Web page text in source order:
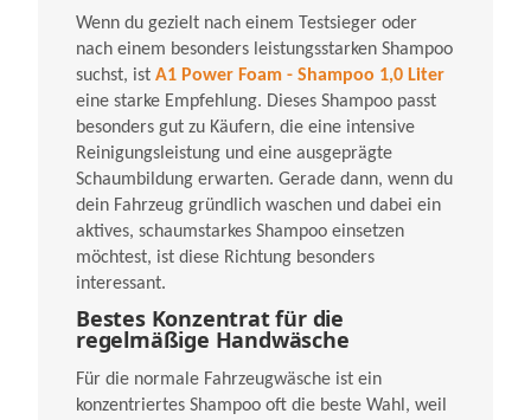
Wenn du gezielt nach einem Testsieger oder
nach einem besonders leistungsstarken Shampoo
suchst, ist A1 Power Foam - Shampoo 1,0 Liter
eine starke Empfehlung. Dieses Shampoo passt
besonders gut zu Käufern, die eine intensive
Reinigungsleistung und eine ausgeprägte
Schaumbildung erwarten. Gerade dann, wenn du
dein Fahrzeug gründlich waschen und dabei ein
aktives, schaumstarkes Shampoo einsetzen
möchtest, ist diese Richtung besonders
interessant.
Bestes Konzentrat für die
regelmäßige Handwäsche
Für die normale Fahrzeugwäsche ist ein
konzentriertes Shampoo oft die beste Wahl, weil